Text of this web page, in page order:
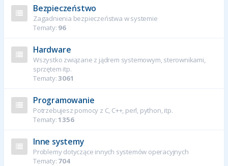
Bezpieczeństwo
Zagadnienia bezpieczeństwa w systemie
Tematy: 96
Hardware
Wszystko związane z jądrem systemowym, sterownikami,
sprzętem itp.
Tematy:3061
Programowanie
Potrzebujesz pomocy z C, C++, perl, python, itp.
Tematy:1356
Inne systemy
Problemy dotyczące innych systemów operacyjnych
Tematy: 704